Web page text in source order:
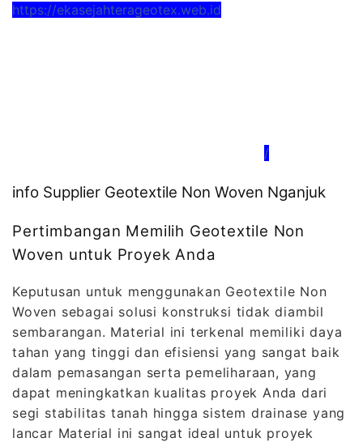
https://ekasejahterageotex.web.id
/
info Supplier Geotextile Non Woven Nganjuk
Pertimbangan Memilih Geotextile Non
Woven untuk Proyek Anda
Keputusan untuk menggunakan Geotextile Non
Woven sebagai solusi konstruksi tidak diambil
sembarangan. Material ini terkenal memiliki daya
tahan yang tinggi dan efisiensi yang sangat baik
dalam pemasangan serta pemeliharaan, yang
dapat meningkatkan kualitas proyek Anda dari
segi stabilitas tanah hingga sistem drainase yang
lancar Material ini sangat ideal untuk proyek